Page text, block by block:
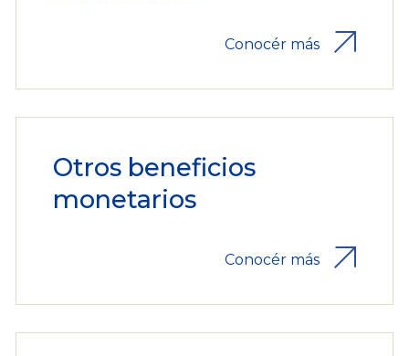
Conocér más
Otros beneficios
monetarios
Conocér más